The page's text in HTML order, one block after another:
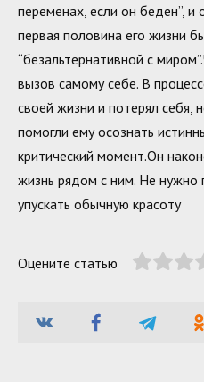
переменах, если он беден”, и
первая половина его жизни
“безальтернативной с
вызов самому себе. В
своей жизни и потерял себя,
помогли ему осознать
критический момент.Он
жизнь рядом с ним. Не нужно
упускать обычную красоту
Оцените статью